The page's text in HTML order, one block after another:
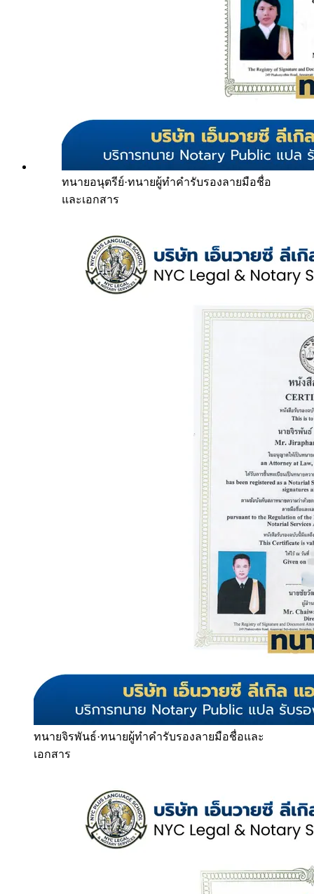
ทนายอนุตรีย์·ทนายผู้ทำคำรับรองลายมือชื่อ
และเอกสาร
ทนายจิรพันธ์·ทนายผู้ทำคำรับรองลายมือชื่อและ
เอกสาร